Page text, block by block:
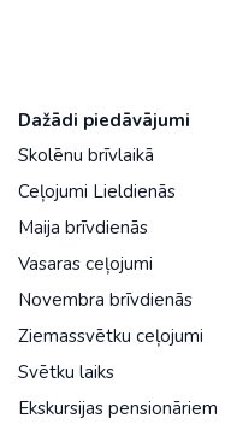
Dažādi piedāvājumi
Skolēnu brīvlaikā
Ceļojumi Lieldienās
Maija brīvdienās
Vasaras ceļojumi
Novembra brīvdienās
Ziemassvētku ceļojumi
Svētku laiks
Ekskursijas pensionāriem